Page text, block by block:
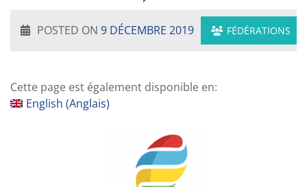
POSTED ON 9 DÉCEMBRE 2019 FÉDÉRATIONS
Cette page est également disponible en:
English (Anglais)